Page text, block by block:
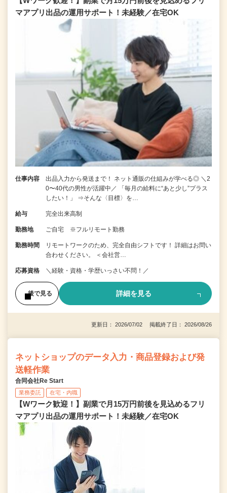
マアプリ出品の運用サポート！未経験／在宅OK
仕事内容
出品入力から発送まで！ ネット通販の仕組みが学べる◎ ＼2
0〜40代の男性が活躍中／ 「毎月の給料に“あと少し”プラス
したい！」 ⇒そんな〈目標〉を…
給与 完全出来高制
勤務地 ご自宅 ※フルリモート勤務
勤務時間
リモートワークのため、完全自由シフトです！ 詳細はお問い
合わせください。 ＜会社営…
応募資格 ＼経験・資格・学歴いっさい不問！／
後で見る 詳細を見る
更新日： 2026/07/02 掲載終了日： 2026/08/26
ネットショップのデータ入力・商品登録および発
送軽作業
合同会社Re Start
業務委託 在宅・内職
【Wワーク歓迎！】副業で月15万円前後を見込めるフリ
マアプリ出品の運用サポート！未経験／在宅OK